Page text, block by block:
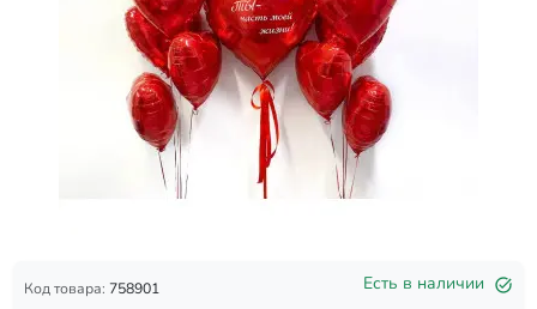
Код товара: 758901 Есть в наличии